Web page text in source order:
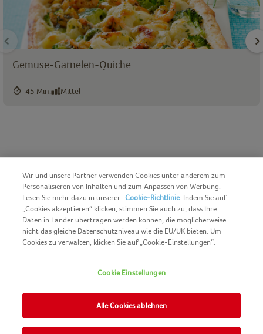
Gemüse-Garnelen-Quiche
45 Min. Mittel
COOKIE-GRUNDSÄTZE
IMPRESSUM
NOMAD FOODS
NUTZUNGSBEDINGUNGEN
PRIVACY POLICY
Wir und unsere Partner verwenden Cookies unter anderem zum
Personalisieren von Inhalten und zum Anpassen von Werbung.
Lesen Sie mehr dazu in unserer Cookie-Richtlinie. Indem Sie auf
„Cookies akzeptieren“ klicken, stimmen Sie auch zu, dass Ihre
Daten in Länder übertragen werden können, die möglicherweise
nicht das gleiche Datenschutzniveau wie die EU/UK bieten. Um
Cookies zu verwalten, klicken Sie auf „Cookie-Einstellungen“.
Cookie Einstellungen
Alle Cookies ablehnen